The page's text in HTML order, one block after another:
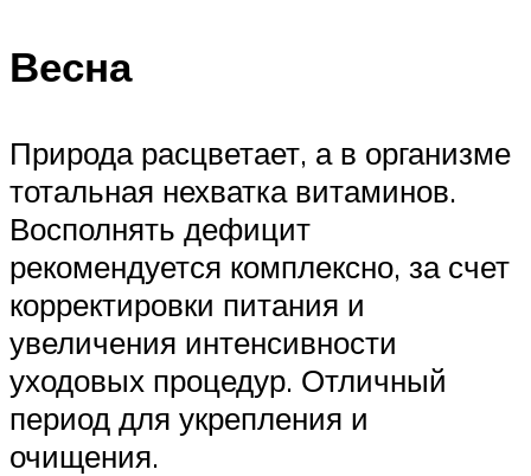
Весна
Природа расцветает, а в организме
тотальная нехватка витаминов.
Восполнять дефицит
рекомендуется комплексно, за счет
корректировки питания и
увеличения интенсивности
уходовых процедур. Отличный
период для укрепления и
очищения.